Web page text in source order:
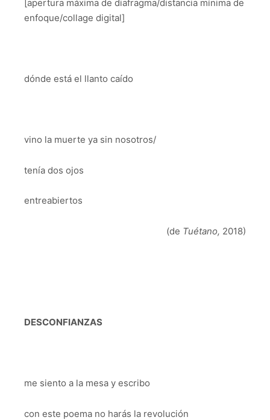
[apertura máxima de diafragma/distancia mínima de
enfoque/collage digital]
dónde está el llanto caído
vino la muerte ya sin nosotros/
tenía dos ojos
entreabiertos
(de Tuétano, 2018)
DESCONFIANZAS
me siento a la mesa y escribo
con este poema no harás la revolución